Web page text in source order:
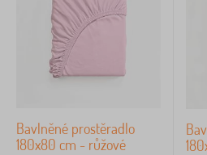
Bavlněné prostěradlo
180x80 cm - růžové